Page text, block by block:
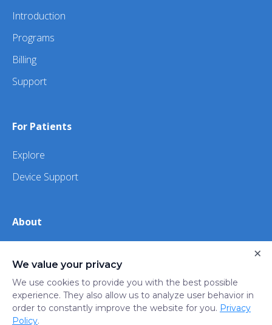
Introduction
Programs
Billing
Support
For Patients
Explore
Device Support
About
iHealth
Privacy
Trust
Do not sell or share my
We value your privacy
We use cookies to provide you with the best possible
experience. They also allow us to analyze user behavior in
order to constantly improve the website for you. Privacy
Policy.
×